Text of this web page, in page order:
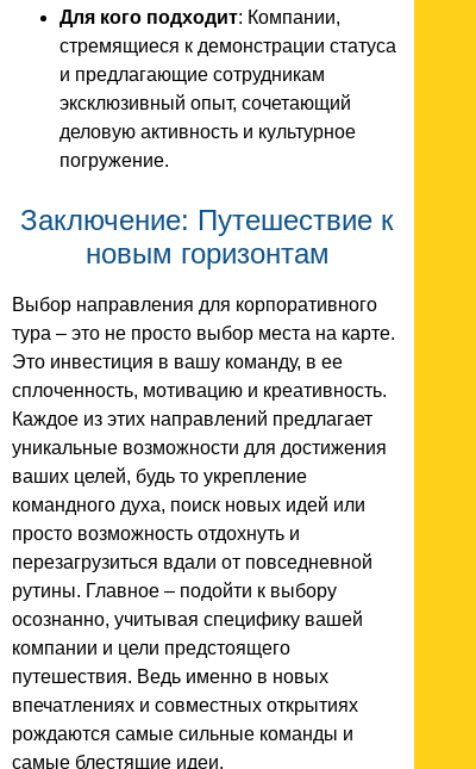
Для кого подходит: Компании,
стремящиеся к демонстрации статуса
и предлагающие сотрудникам
эксклюзивный опыт, сочетающий
деловую активность и культурное
погружение.
Заключение: Путешествие к
новым горизонтам
Выбор направления для корпоративного
тура – это не просто выбор места на карте.
Это инвестиция в вашу команду, в ее
сплоченность, мотивацию и креативность.
Каждое из этих направлений предлагает
уникальные возможности для достижения
ваших целей, будь то укрепление
командного духа, поиск новых идей или
просто возможность отдохнуть и
перезагрузиться вдали от повседневной
рутины. Главное – подойти к выбору
осознанно, учитывая специфику вашей
компании и цели предстоящего
путешествия. Ведь именно в новых
впечатлениях и совместных открытиях
рождаются самые сильные команды и
самые блестящие идеи.